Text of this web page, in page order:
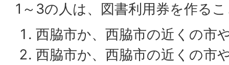
1～3の人は、図書利用券を作る
西脇市か、西脇市の近くの市
西脇市か、西脇市の近くの市